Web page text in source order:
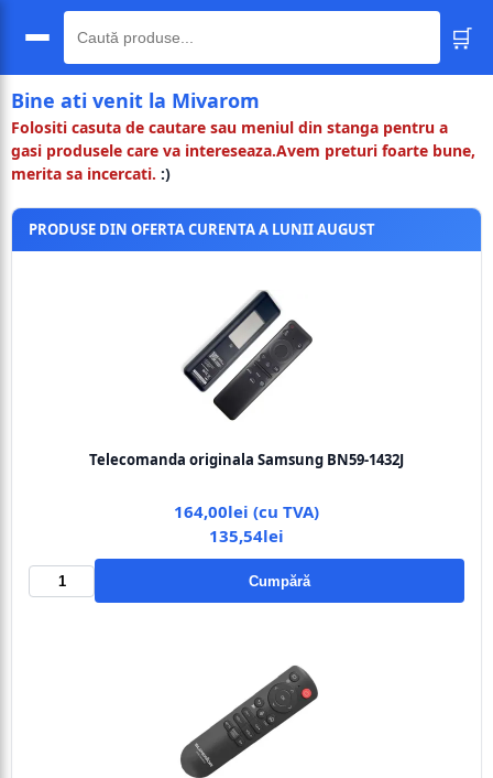
🛒
Bine ati venit la Mivarom
Folositi casuta de cautare sau meniul din stanga pentru a
gasi produsele care va intereseaza.Avem preturi foarte bune,
merita sa incercati. :)
PRODUSE DIN OFERTA CURENTA A LUNII AUGUST
Telecomanda originala Samsung BN59-1432J
164,00lei (cu TVA)
135,54lei
Cumpără